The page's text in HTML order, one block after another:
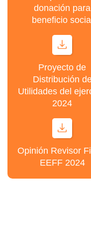
donación para
beneficio social
Proyecto de
Distribución
Utilidades del
2024
Opinión Revisor
EEFF 2024